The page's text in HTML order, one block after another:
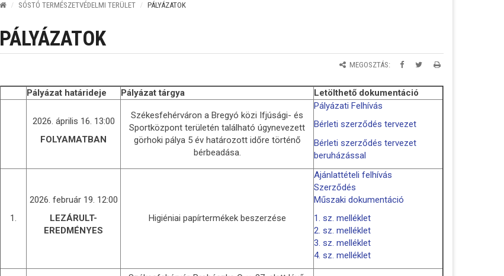
SÓSTÓ TERMÉSZETVÉDELMI TERÜLET PÁLYÁZATOK
PÁLYÁZATOK
MEGOSZTÁS:
Pályázat határideje Pályázat tárgya Letölthető dokumentáció
2026. április 16. 13:00
FOLYAMATBAN
Székesfehérváron a Bregyó közi Ifjúsági- és
Sportközpont területén található úgynevezett
görhoki pálya 5 év határozott időre történő
bérbeadása.
Pályázati Felhívás
Bérleti szerződés tervezet
Bérleti szerződés tervezet
beruházással
1.
2026. február 19. 12:00
LEZÁRULT-
EREDMÉNYES
Higiéniai papírtermékek beszerzése
Ajánlattételi felhívás
Szerződés
Műszaki dokumentáció
1. sz. melléklet
2. sz. melléklet
3. sz. melléklet
4. sz. melléklet